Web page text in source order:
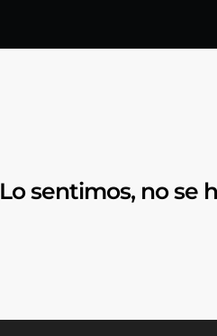
Lo sentimos, no se